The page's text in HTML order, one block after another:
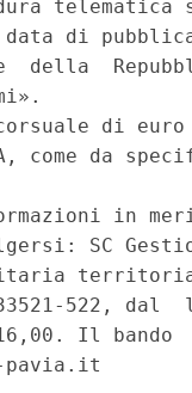
telematica
di
della
di
come da
in
SC
522,
16,00. Il
pavia.it